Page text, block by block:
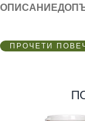
ОПИСАНИЕ
ПРОЧЕТИ